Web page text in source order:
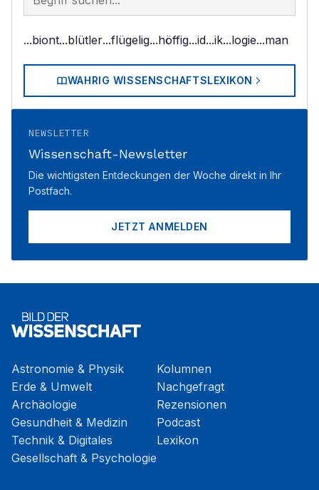
...biont...blütler...flügelig...höffig...id...ik...logie...man
WAHRIG WISSENSCHAFTSLEXIKON
NEWSLETTER
Wissenschaft-Newsletter
Die wichtigsten Entdeckungen der Woche direkt in Ihr
Postfach.
JETZT ANMELDEN
Astronomie & Physik
Erde & Umwelt
Archäologie
Gesundheit & Medizin
Technik & Digitales
Gesellschaft & Psychologie
Kolumnen
Nachgefragt
Rezensionen
Podcast
Lexikon